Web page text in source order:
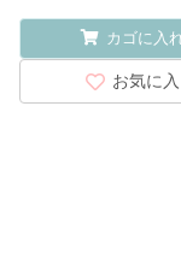
カゴに入
お気に入